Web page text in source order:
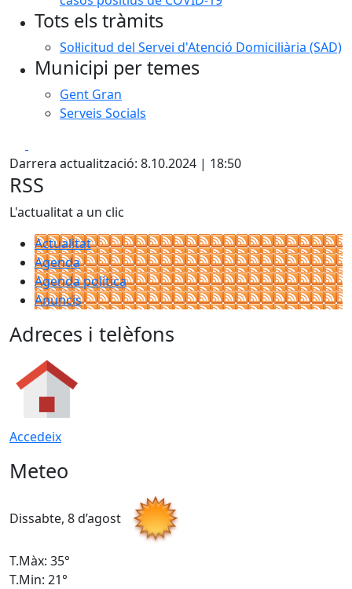
Tots els tràmits
Sol·licitud del Servei d'Atenció Domiciliària (SAD)
Municipi per temes
Gent Gran
Serveis Socials
Darrera actualització: 8.10.2024 | 18:50
RSS
L'actualitat a un clic
Actualitat
Agenda
Agenda política
Anuncis
Adreces i telèfons
Accedeix
Meteo
Dissabte, 8 d’agost
T.Màx: 35°
T.Min: 21°